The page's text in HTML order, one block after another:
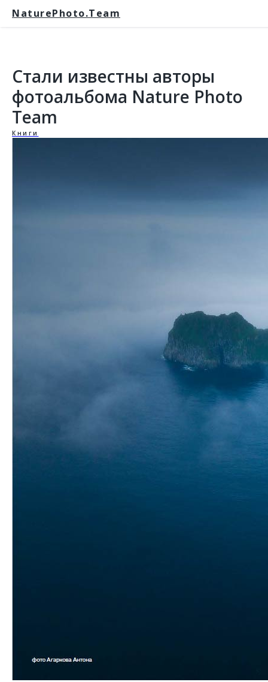
NaturePhoto.Team
Стали известны авторы
фотоальбома Nature Photo
Team
Книги